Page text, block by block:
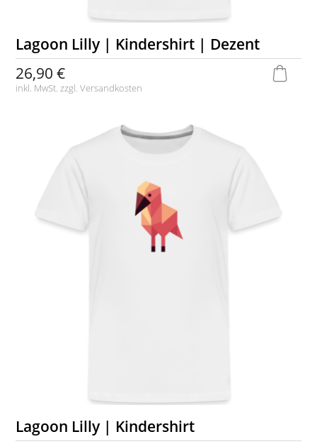
Lagoon Lilly | Kindershirt | Dezent
26,90 €
inkl. MwSt. zzgl.Versandkosten
Lagoon Lilly | Kindershirt